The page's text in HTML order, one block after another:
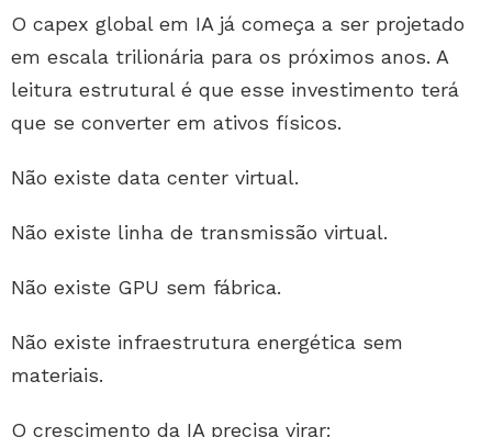
O capex global em IA já começa a ser projetado
em escala trilionária para os próximos anos. A
leitura estrutural é que esse investimento terá
que se converter em ativos físicos.
Não existe data center virtual.
Não existe linha de transmissão virtual.
Não existe GPU sem fábrica.
Não existe infraestrutura energética sem
materiais.
O crescimento da IA precisa virar: